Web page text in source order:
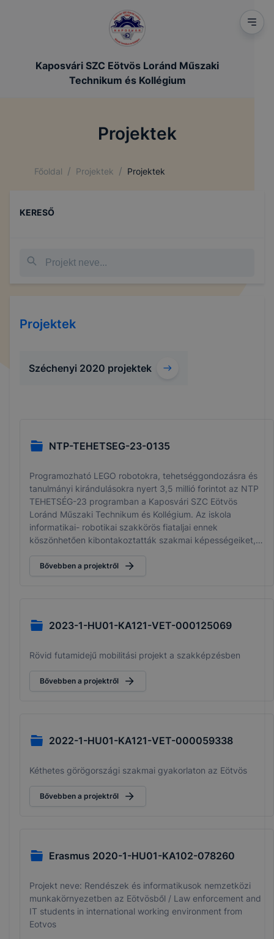
Kaposvári SZC Eötvös Loránd Műszaki
Technikum és Kollégium
Projektek
Főoldal / Projektek / Projektek
KERESŐ
Projektek
Széchenyi 2020 projektek
NTP-TEHETSEG-23-0135
Programozható LEGO robotokra, tehetséggondozásra és
tanulmányi kirándulásokra nyert 3,5 millió forintot az NTP
TEHETSÉG-23 programban a Kaposvári SZC Eötvös
Loránd Műszaki Technikum és Kollégium. Az iskola
informatikai- robotikai szakkörös fiataljai ennek
köszönhetően kibontakoztatták szakmai képességeiket,
Bővebben a projektről
2023-1-HU01-KA121-VET-000125069
Rövid futamidejű mobilitási projekt a szakképzésben
Bővebben a projektről
2022-1-HU01-KA121-VET-000059338
Kéthetes görögországi szakmai gyakorlaton az Eötvös
Bővebben a projektről
Erasmus 2020-1-HU01-KA102-078260
Projekt neve: Rendészek és informatikusok nemzetközi
munkakörnyezetben az Eötvösből / Law enforcement and
IT students in international working environment from
Eotvos